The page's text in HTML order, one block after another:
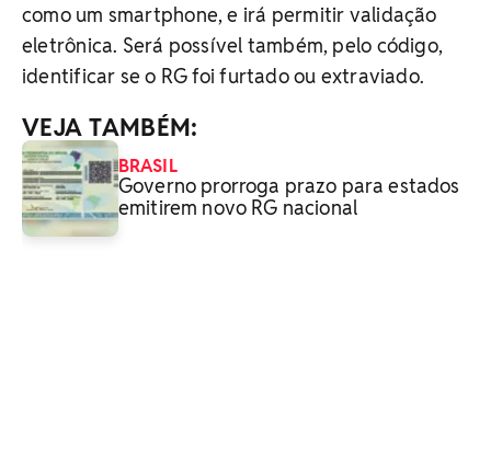
como um smartphone, e irá permitir validação
eletrônica. Será possível também, pelo código,
identificar se o RG foi furtado ou extraviado.
VEJA TAMBÉM:
BRASIL
Governo prorroga prazo para estados
emitirem novo RG nacional